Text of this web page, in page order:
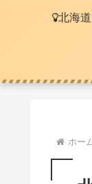
北海
ホー